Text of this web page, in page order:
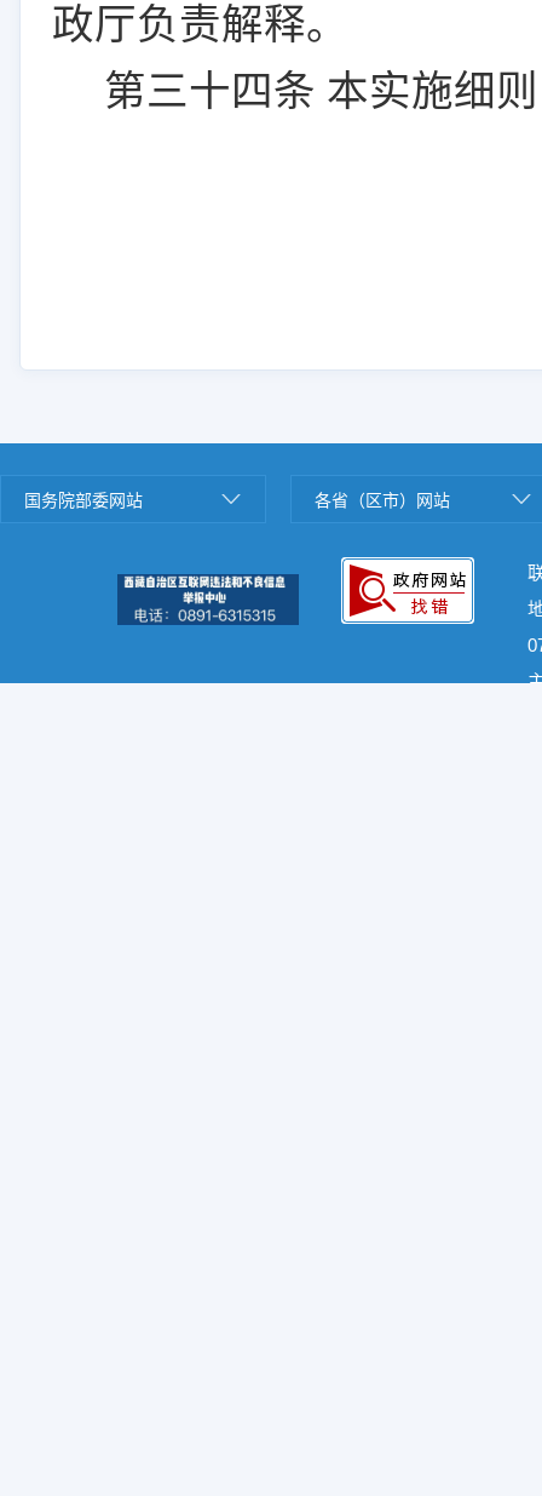
政厅负责解释。
第三十四条 本实施细
国务院部委网站 各省（区市）网站